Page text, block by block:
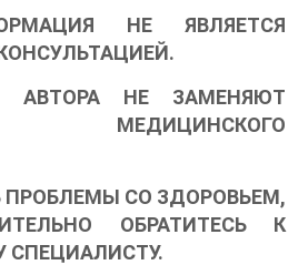
НЕ ЯВЛЯЕТСЯ
АВТОРА НЕ ЗАМЕНЯЮТ
МЕДИЦИНСКОГО
ПРОБЛЕМЫ СО ЗДОРОВЬЕМ,
ОБРАТИТЕСЬ К